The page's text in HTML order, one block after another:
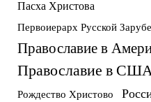
Пасха Христова
Первоиерарх Русской
Православие в
Православие в США
Рождество Христово